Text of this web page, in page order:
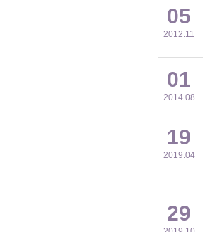
05
2012.11
01
2014.08
19
2019.04
29